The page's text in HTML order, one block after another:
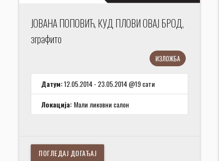
ЈОВАНА ПОПОВИЋ, КУД ПЛОВИ ОВАЈ БРОД,
зграфито
ИЗЛОЖБА
Датум:12.05.2014 - 23.05.2014 @19 сати
Локација: Мали ликовни салон
ПОГЛЕДАЈ ДОГАЂАЈ